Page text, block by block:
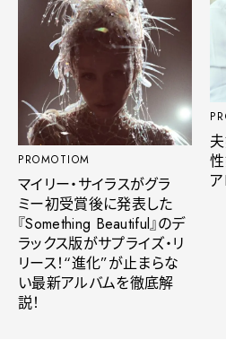
PROMOTIOM
マイリー・サイラスがグラ
ミー初受賞後に発表した
『Something Beautiful』のデ
ラックス版がサプライズ・リ
リース！“進化”が止まらな
い最新アルバムを徹底解
説！